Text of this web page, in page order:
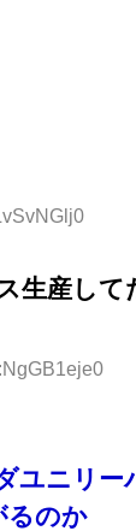
生産して
ユニリ
るのか